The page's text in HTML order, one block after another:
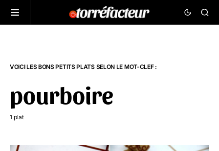
VOICI LES BONS PETITS PLATS SELON LE MOT-CLEF :
pourboire
1 plat